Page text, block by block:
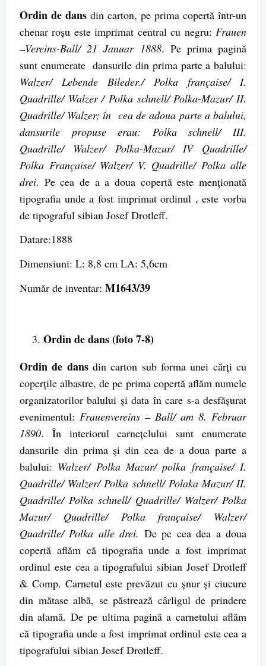
Ordin de dans din carton, pe prima copertă într-un
chenar roșu este imprimat central cu negru: Frauen
–Vereins-Ball/ 21 Januar 1888. Pe prima pagină
sunt enumerate dansurile din prima parte a balului:
Walzer/ Lebende Bileder./ Polka française/ I.
Quadrille/ Walzer / Polka schnell/ Polka-Mazur/ II.
Quadrille/ Walzer; în cea de adoua parte a balului,
dansurile propuse erau: Polka schnell/ III.
Quadrille/ Walzer/ Polka-Mazur/ IV Quadrille/
Polka Française/ Walzer/ V. Quadrille/ Polka alle
drei. Pe cea de a a doua copertă este menționată
tipografia unde a fost imprimat ordinul , este vorba
de tipograful sibian Josef Drotleff.
Datare:1888
Dimensiuni: L: 8,8 cm LA: 5,6cm
Număr de inventar: M1643/39
Ordin de dans (foto 7-8)
Ordin de dans din carton sub forma unei cărți cu
coperțile albastre, de pe prima copertă aflăm numele
organizatorilor balului și data în care s-a desfășurat
evenimentul: Frauenvereins – Ball/ am 8. Februar
1890. În interiorul carnețelului sunt enumerate
dansurile din prima și din cea de a doua parte a
balului: Walzer/ Polka Mazur/ polka française/ I.
Quadrille/ Walzer/ Polka schnell/ Polaka Mazur/ II.
Quadrille/ Polka schnell/ Quadrille/ Walzer/ Polka
Mazur/ Quadrille/ Polka française/ Walzer/
Quadrille/ Polka alle drei. De pe cea dea a doua
copertă aflăm că tipografia unde a fost imprimat
ordinul este cea a tipografului sibian Josef Drotleff
& Comp. Carnetul este prevăzut cu șnur și ciucure
din mătase albă, se păstrează cârligul de prindere
din alamă. De pe ultima pagină a carnetului aflăm
că tipografia unde a fost imprimat ordinul este cea a
tipografului sibian Josef Drotleff.